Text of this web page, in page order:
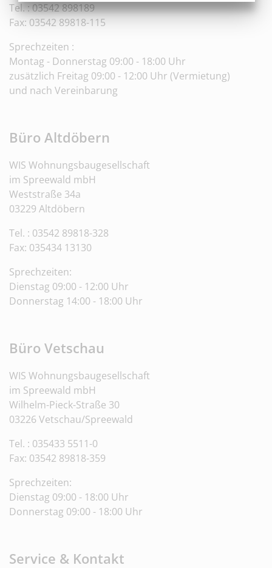
Tel. : 03542 898189
Fax: 03542 89818-115
Sprechzeiten :
Montag - Donnerstag 09:00 - 18:00 Uhr
zusätzlich Freitag 09:00 - 12:00 Uhr (Vermietung)
und nach Vereinbarung
Büro Altdöbern
WIS Wohnungsbaugesellschaft
im Spreewald mbH
Weststraße 34a
03229 Altdöbern
Tel. : 03542 89818-328
Fax: 035434 13130
Sprechzeiten:
Dienstag 09:00 - 12:00 Uhr
Donnerstag 14:00 - 18:00 Uhr
Büro Vetschau
WIS Wohnungsbaugesellschaft
im Spreewald mbH
Wilhelm-Pieck-Straße 30
03226 Vetschau/Spreewald
Tel. : 035433 5511-0
Fax: 03542 89818-359
Sprechzeiten:
Dienstag 09:00 - 18:00 Uhr
Donnerstag 09:00 - 18:00 Uhr
Service & Kontakt